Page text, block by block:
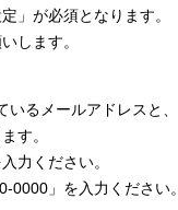
」が必須となります。
します。
るメールアドレスと、
す。
力ください。
0000」を入力ください。